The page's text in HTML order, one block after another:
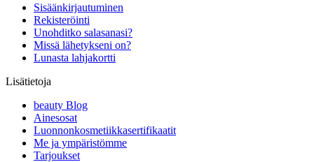
Sisäänkirjautuminen
Rekisteröinti
Unohditko salasanasi?
Missä lähetykseni on?
Lunasta lahjakortti
Lisätietoja
beauty Blog
Ainesosat
Luonnonkosmetiikkasertifikaatit
Me ja ympäristömme
Tarjoukset